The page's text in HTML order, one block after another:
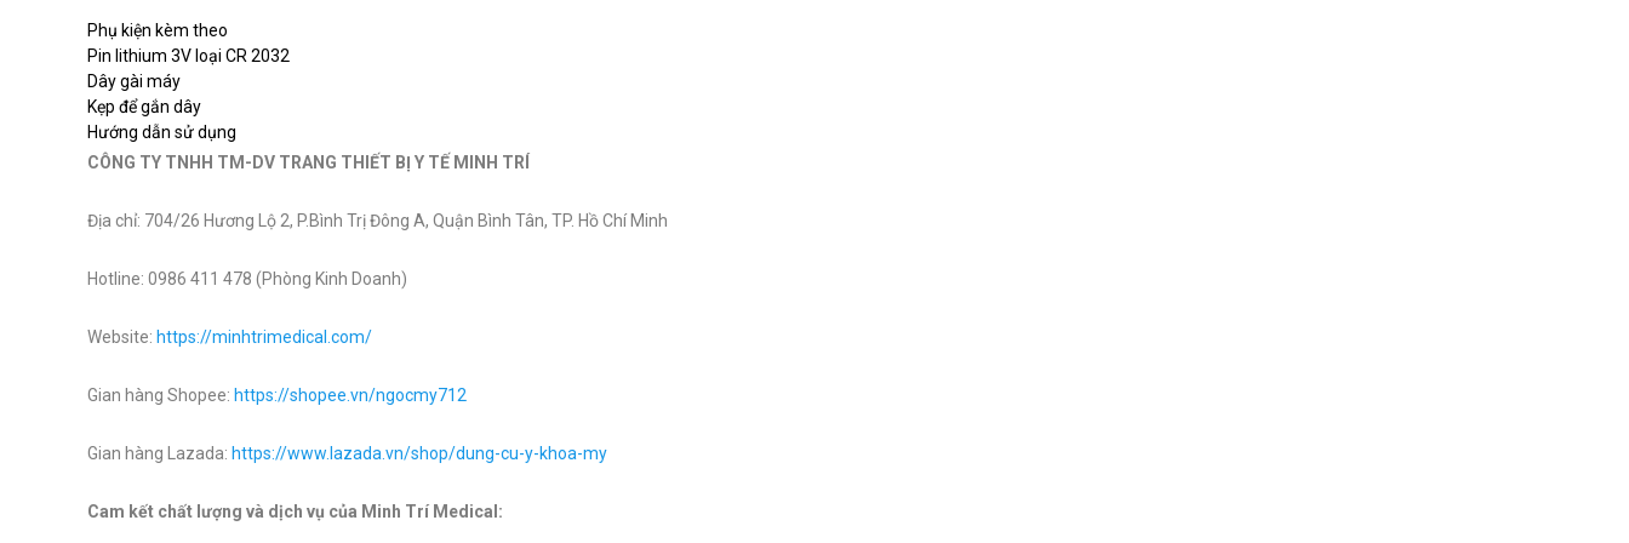
Phụ kiện kèm theo
Pin lithium 3V loại CR 2032
Dây gài máy
Kẹp để gắn dây
Hướng dẫn sử dụng
CÔNG TY TNHH TM-DV TRANG THIẾT BỊ Y TẾ MINH TRÍ
Địa chỉ: 704/26 Hương Lộ 2, P.Bình Trị Đông A, Quận Bình Tân, TP. Hồ Chí Minh
Hotline: 0986 411 478 (Phòng Kinh Doanh)
Website: https://minhtrimedical.com/
Gian hàng Shopee: https://shopee.vn/ngocmy712
Gian hàng Lazada: https://www.lazada.vn/shop/dung-cu-y-khoa-my
Cam kết chất lượng và dịch vụ của Minh Trí Medical: